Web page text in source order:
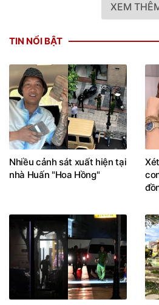
XEM
TIN NỔI BẬT
Nhiều cảnh sát xuất hiện tại
nhà Huấn "Hoa Hồng"